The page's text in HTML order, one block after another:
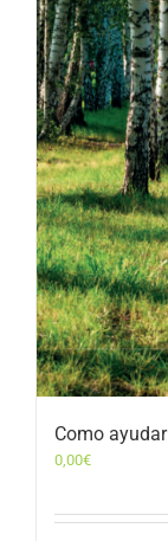
Como
0,00€